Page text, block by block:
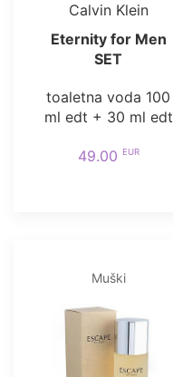
Calvin Klein
Eternity for Men
SET
toaletna voda 100
ml edt + 30 ml edt
49.00 EUR
Muški